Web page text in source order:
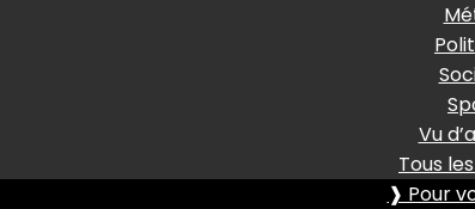
Vu
Tous
❱ Pour